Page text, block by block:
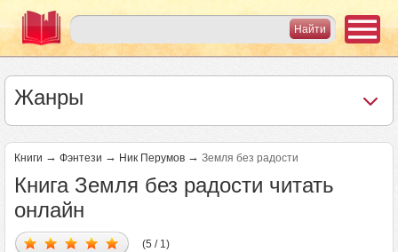
Жанры
Книги → Фэнтези → Ник Перумов → Земля без радости
Книга Земля без радости читать
онлайн
(5 / 1)